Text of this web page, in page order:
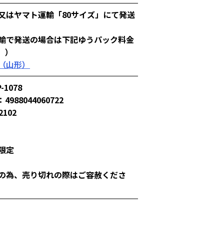
はヤマト運輸「80サイズ」にて発送
で発送の場合は下記ゆうパック料金
形）
1078
4988044060722
定
為、売り切れの際はご容赦くださ